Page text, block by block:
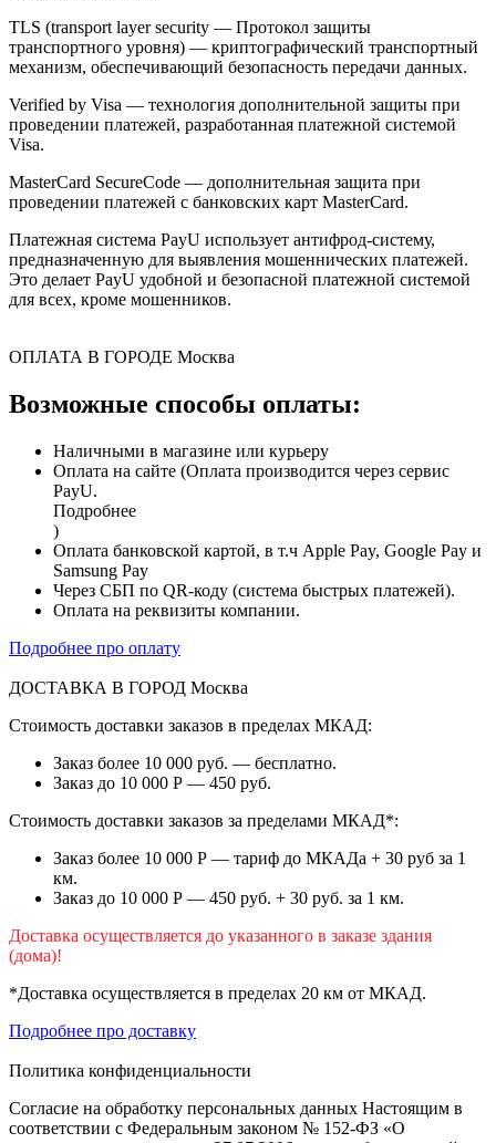
TLS (transport layer security — Протокол защиты
транспортного уровня) — криптографический транспортный
механизм, обеспечивающий безопасность передачи данных.
Verified by Visa — технология дополнительной защиты при
проведении платежей, разработанная платежной системой
Visa.
MasterCard SecureCode — дополнительная защита при
проведении платежей с банковских карт MasterCard.
Платежная система PayU использует антифрод-систему,
предназначенную для выявления мошеннических платежей.
Это делает PayU удобной и безопасной платежной системой
для всех, кроме мошенников.
ОПЛАТА В ГОРОДЕ Москва
Возможные способы оплаты:
Наличными в магазине или курьеру
Оплата на сайте (Оплата производится через сервис
PayU.
Подробнее
)
Оплата банковской картой, в т.ч Apple Pay, Google Pay и
Samsung Pay
Через СБП по QR-коду (система быстрых платежей).
Оплата на реквизиты компании.
Подробнее про оплату
ДОСТАВКА В ГОРОД Москва
Стоимость доставки заказов в пределах МКАД:
Заказ более 10 000 руб. — бесплатно.
Заказ до 10 000 Р — 450 руб.
Стоимость доставки заказов за пределами МКАД*:
Заказ более 10 000 Р — тариф до МКАДа + 30 руб за 1
км.
Заказ до 10 000 Р — 450 руб. + 30 руб. за 1 км.
Доставка осуществляется до указанного в заказе здания
(дома)!
*Доставка осуществляется в пределах 20 км от МКАД.
Подробнее про доставку
Политика конфиденциальности
Согласие на обработку персональных данных Настоящим в
соответствии с Федеральным законом № 152-ФЗ «О